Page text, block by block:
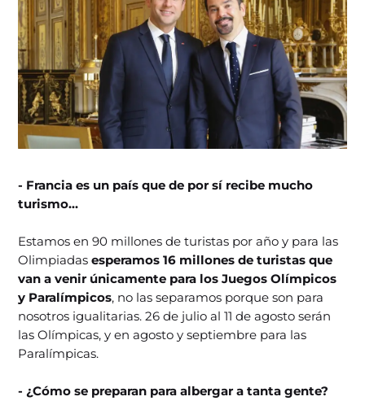
- Francia es un país que de por sí recibe mucho
turismo…
Estamos en 90 millones de turistas por año y para las
Olimpiadasesperamos 16 millones de turistas que
van a venir únicamente para los Juegos Olímpicos
y Paralímpicos, no las separamos porque son para
nosotros igualitarias. 26 de julio al 11 de agosto serán
las Olímpicas, y en agosto y septiembre para las
Paralímpicas.
- ¿Cómo se preparan para albergar a tanta gente?